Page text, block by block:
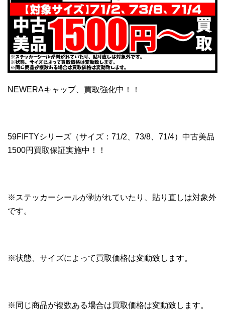
NEWERAキャップ、買取強化中！！
59FIFTYシリーズ（サイズ：71/2、73/8、71/4）中古美品
1500円買取保証実施中！！
※ステッカーシールが剥がれていたり、貼り直しは対象外
です。
※状態、サイズによって買取価格は変動致します。
※同じ商品が複数ある場合は買取価格は変動致します。